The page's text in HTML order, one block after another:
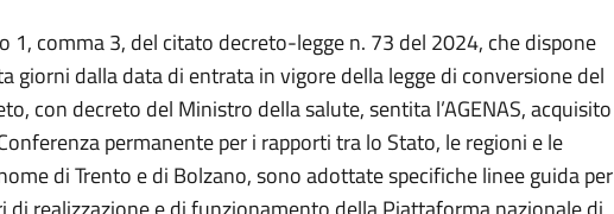
1, comma 3, del citato decreto-legge n. 73 del 2024, che dispone
giorni dalla data di entrata in vigore della legge di conversione del
con decreto del Ministro della salute, sentita l’AGENAS, acquisito
permanente per i rapporti tra lo Stato, le regioni e le
di Trento e di Bolzano, sono adottate specifiche linee guida per